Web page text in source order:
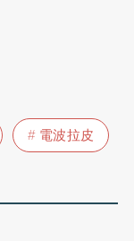
電波拉皮